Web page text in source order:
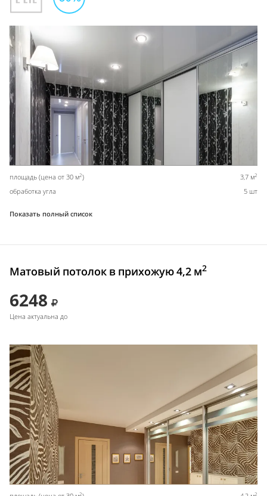
площадь (цена от 30 м2) 3,7 м2
обработка угла 5 шт
Показать полный список
Матовый потолок в прихожую 4,2 м2
6248
Цена актуальна до
2 2